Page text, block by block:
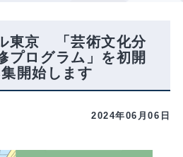
東京 「芸術文化分
プログラム」を初開
開始します
2024年06月06日